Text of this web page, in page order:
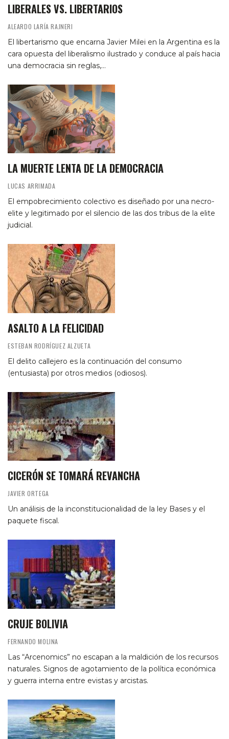
LIBERALES VS. LIBERTARIOS
ALEARDO LARÍA RAJNERI
El libertarismo que encarna Javier Milei en la Argentina es la
cara opuesta del liberalismo ilustrado y conduce al país hacia
una democracia sin reglas,…
LA MUERTE LENTA DE LA DEMOCRACIA
LUCAS ARRIMADA
El empobrecimiento colectivo es diseñado por una necro-
elite y legitimado por el silencio de las dos tribus de la elite
judicial.
ASALTO A LA FELICIDAD
ESTEBAN RODRÍGUEZ ALZUETA
El delito callejero es la continuación del consumo
(entusiasta) por otros medios (odiosos).
CICERÓN SE TOMARÁ REVANCHA
JAVIER ORTEGA
Un análisis de la inconstitucionalidad de la ley Bases y el
paquete fiscal.
CRUJE BOLIVIA
FERNANDO MOLINA
Las “Arcenomics” no escapan a la maldición de los recursos
naturales. Signos de agotamiento de la política económica
y guerra interna entre evistas y arcistas.